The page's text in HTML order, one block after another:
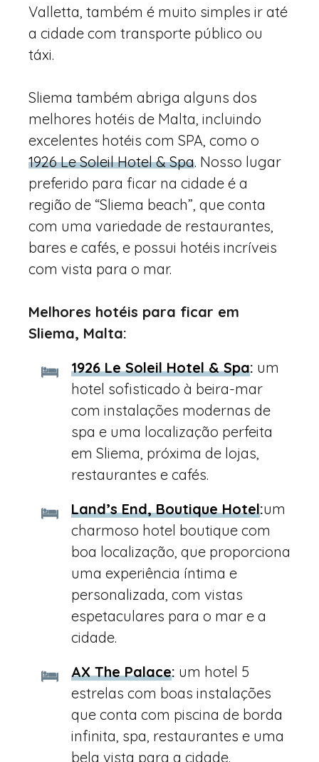
Valletta, também é muito simples ir até
a cidade com transporte público ou
táxi.
Sliema também abriga alguns dos
melhores hotéis de Malta, incluindo
excelentes hotéis com SPA, como o
1926 Le Soleil Hotel & Spa. Nosso lugar
preferido para ficar na cidade é a
região de “Sliema beach”, que conta
com uma variedade de restaurantes,
bares e cafés, e possui hotéis incríveis
com vista para o mar.
Melhores hotéis para ficar em
Sliema, Malta:
1926 Le Soleil Hotel & Spa: um
hotel sofisticado à beira-mar
com instalações modernas de
spa e uma localização perfeita
em Sliema, próxima de lojas,
restaurantes e cafés.
Land’s End, Boutique Hotel:um
charmoso hotel boutique com
boa localização, que proporciona
uma experiência íntima e
personalizada, com vistas
espetaculares para o mar e a
cidade.
AX The Palace: um hotel 5
estrelas com boas instalações
que conta com piscina de borda
infinita, spa, restaurantes e uma
bela vista para a cidade.